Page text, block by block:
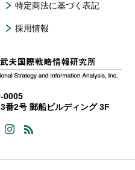
特定商法に基づく表記
採用情報
0005
番2号 郵船ビルディング 3F